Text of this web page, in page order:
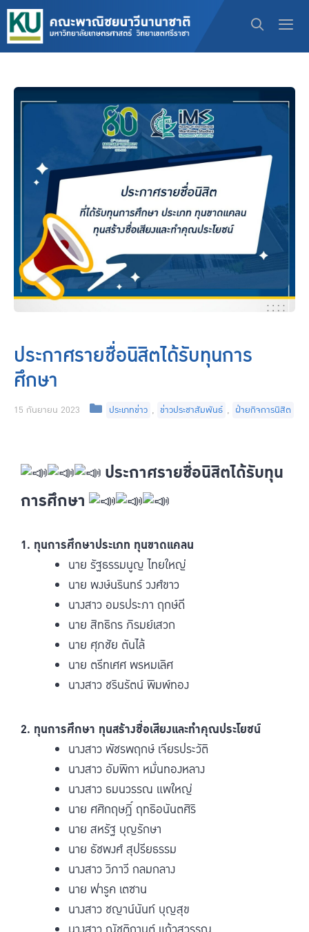
ประกาศรายชื่อนิสิตได้รับทุนการ
ศึกษา
15 กันยายน 2023 ประเภทข่าว , ข่าวประชาสัมพันธ์ , ฝ่ายกิจการนิสิต
ประกาศรายชื่อนิสิตได้รับทุน
การศึกษา
1. ทุนการศึกษาประเภท ทุนขาดแคลน
นาย รัฐธรรมนูญ ไทยใหญ่
นาย พงษ์นรินทร์ วงศ์ขาว
นางสาว อมรประภา ฤกษ์ดี
นาย สิทธิกร ภิรมย์เสวก
นาย ศุภชัย ตันไล้
นาย ตรีทเศศ พรหมเลิศ
นางสาว ชรินรัตน์ พิมพ์ทอง
2. ทุนการศึกษา ทุนสร้างชื่อเสียงและทำคุณประโยชน์
นางสาว พัชรพฤกษ์ เจียรประวัติ
นางสาว อัมพิกา หมั่นทองหลาง
นางสาว ธมนวรรณ แพใหญ่
นาย ศศิกฤษฎิ์ ฤทธิอนันตศิริ
นาย สหรัฐ บุญรักษา
นาย ธัชพงศ์ สุปรียธรรม
นางสาว วิภาวี กลมกลาง
นาย ฟารูค เตซาน
นางสาว ชญาน์นันท์ บุญสุข